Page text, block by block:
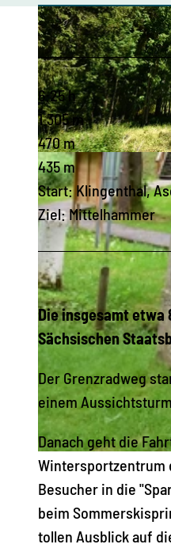
© Archiv TVV/M.Daßler | CC-BY-SA
6:25 h
1.305 m
470 m
435 m
Start: Klingenthal,
Ziel: Mittelhammer
Die insgesamt etwa
Sächsischen
Der Grenzradweg
einem
Danach geht die
Wintersportzentrum
Besucher in die
beim
tollen Ausblick auf